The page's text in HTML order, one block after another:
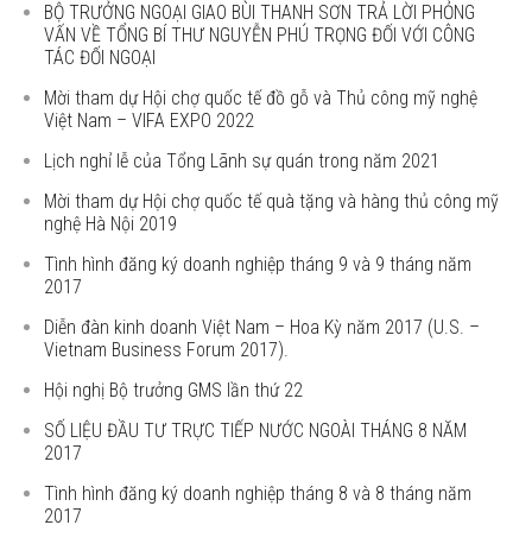
BỘ TRƯỞNG NGOẠI GIAO BÙI THANH SƠN TRẢ LỜI PHỎNG
VẤN VỀ TỔNG BÍ THƯ NGUYỄN PHÚ TRỌNG ĐỐI VỚI CÔNG
TÁC ĐỐI NGOẠI
Mời tham dự Hội chợ quốc tế đồ gỗ và Thủ công mỹ nghệ
Việt Nam – VIFA EXPO 2022
Lịch nghỉ lễ của Tổng Lãnh sự quán trong năm 2021
Mời tham dự Hội chợ quốc tế quà tặng và hàng thủ công mỹ
nghệ Hà Nội 2019
Tình hình đăng ký doanh nghiệp tháng 9 và 9 tháng năm
2017
Diễn đàn kinh doanh Việt Nam – Hoa Kỳ năm 2017 (U.S. –
Vietnam Business Forum 2017).
Hội nghị Bộ trưởng GMS lần thứ 22
SỐ LIỆU ĐẦU TƯ TRỰC TIẾP NƯỚC NGOÀI THÁNG 8 NĂM
2017
Tình hình đăng ký doanh nghiệp tháng 8 và 8 tháng năm
2017